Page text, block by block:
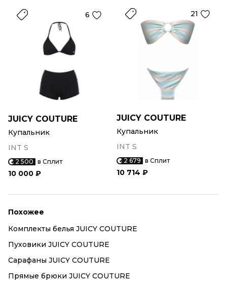
6
JUICY COUTURE
Купальник
INT S
2 500 в Сплит
10 000 ₽
21
JUICY COUTURE
Купальник
INT S
2 679 в Сплит
10 714 ₽
Похожее
Комплекты белья JUICY COUTURE
Пуховики JUICY COUTURE
Сарафаны JUICY COUTURE
Прямые брюки JUICY COUTURE